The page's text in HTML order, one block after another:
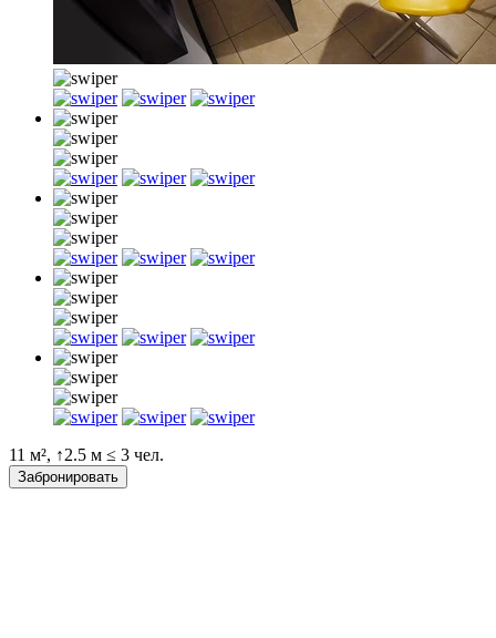
11 м², ↑2.5 м ≤ 3 чел.
Забронировать